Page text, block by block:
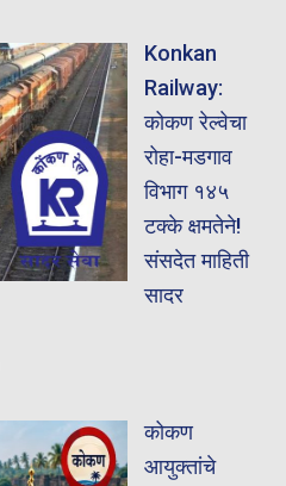
Konkan
Railway:
कोकण रेल्वेचा
रोहा-मडगाव
विभाग १४५
टक्के क्षमतेने!
संसदेत माहिती
सादर
कोकण
आयुक्तांचे